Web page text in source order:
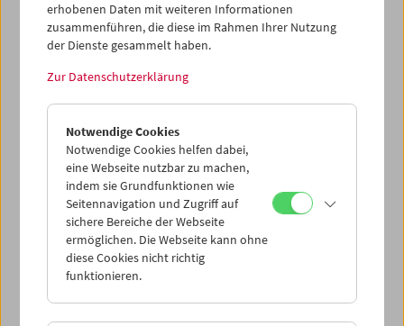
erhobenen Daten mit weiteren Informationen
zusammenführen, die diese im Rahmen Ihrer Nutzung
der Dienste gesammelt haben.
Zur Datenschutzerklärung
Notwendige Cookies
Notwendige Cookies helfen dabei,
eine Webseite nutzbar zu machen,
indem sie Grundfunktionen wie
Seitennavigation und Zugriff auf
sichere Bereiche der Webseite
ermöglichen. Die Webseite kann ohne
diese Cookies nicht richtig
funktionieren.